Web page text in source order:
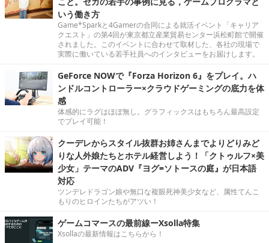
いう働き方
Game*Sparkと4Gamerの合同による就活イベント「キャリア
クエスト」の第4回が東京都立産業貿易センター浜松町館で開催
されました。このイベントに合わせて取材した、各社の現場で
実際に働いている若手社員へのインタビューをお届けします。
GeForce NOWで『Forza Horizon 6』をプレイ。ハ
ンドルコントローラー×クラウドゲーミングの底力を体
感
体感的にラグはほぼ無し。グラフィックスはもちろん最高設定
でプレイ可能！
クーデレからスタイル抜群お姉さんまでよりどりみど
りな人外娘たちとホテル経営しよう！「クトゥルフ×美
少女」テーマのADV『ヨグ=ソトースの庭』が日本語
対応
ツンデレドラゴン娘や無口な複眼死神美少女など、属性てんこ
もりのヒロインたちがアツい！
ゲームコマースの最前線ーXsolla特集
Xsollaの最新情報はこちらから！